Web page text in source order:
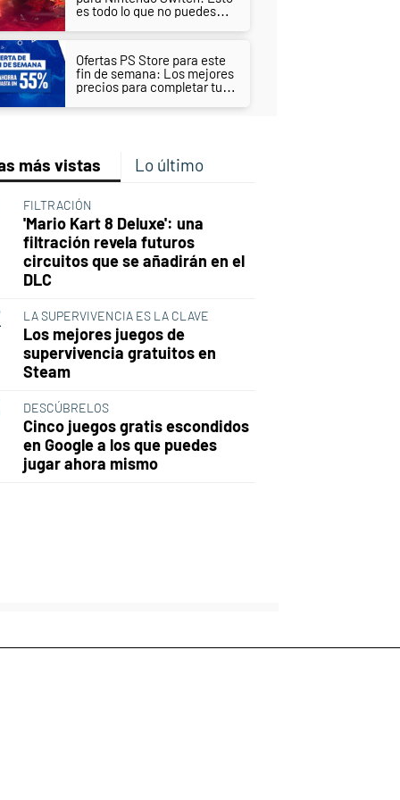
es todo lo que no puedes
Ofertas PS Store para este
fin de semana: Los mejores
precios para completar tu
más vistas Lo último
FILTRACIÓN
'Mario Kart 8 Deluxe': una
filtración revela futuros
circuitos que se añadirán en el
DLC
LA SUPERVIVENCIA ES LA CLAVE
Los mejores juegos de
supervivencia gratuitos en
Steam
DESCÚBRELOS
Cinco juegos gratis escondidos
en Google a los que puedes
jugar ahora mismo